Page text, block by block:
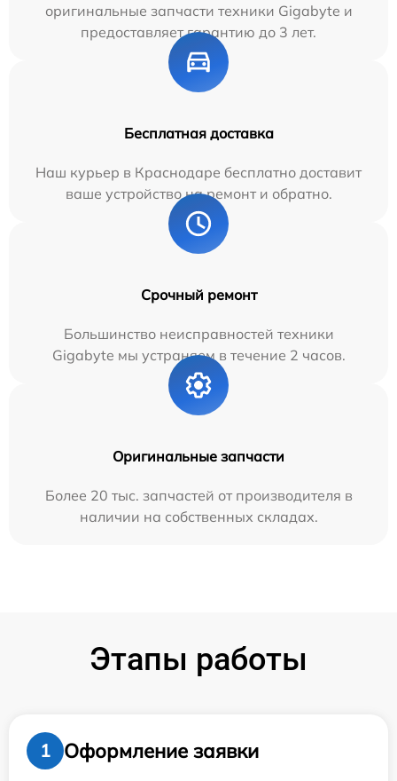
оригинальные запчасти техники Gigabyte и
предоставляет гарантию до 3 лет.
Бесплатная доставка
Наш курьер в Краснодаре бесплатно доставит
ваше устройство на ремонт и обратно.
Срочный ремонт
Большинство неисправностей техники
Gigabyte мы устраняем в течение 2 часов.
Оригинальные запчасти
Более 20 тыс. запчастей от производителя в
наличии на собственных складах.
Этапы работы
1
Оформление заявки